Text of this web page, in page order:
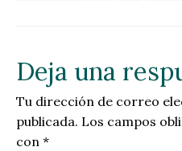
Deja una
Tu dirección de correo
publicada. Los campos
con *